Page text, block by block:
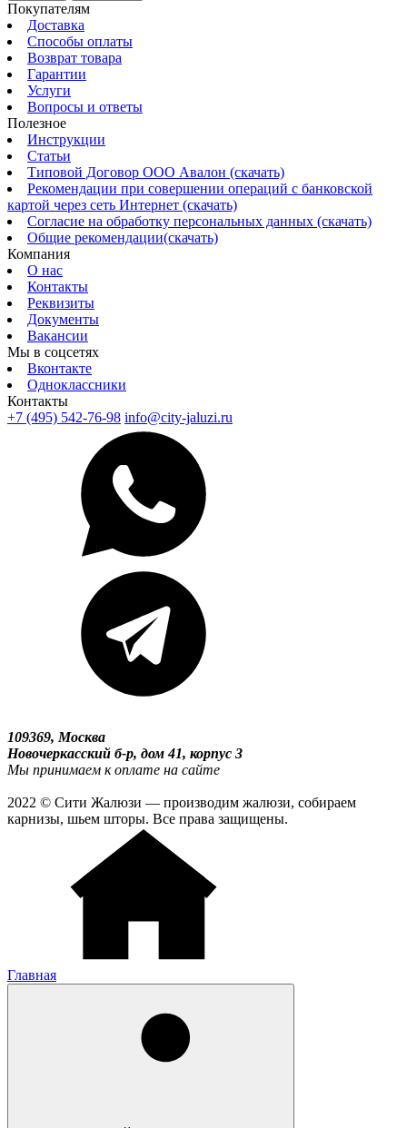
Покупателям
Доставка
Способы оплаты
Возврат товара
Гарантии
Услуги
Вопросы и ответы
Полезное
Инструкции
Статьи
Типовой Договор ООО Авалон (скачать)
Рекомендации при совершении операций с банковской
картой через сеть Интернет (скачать)
Согласие на обработку персональных данных (скачать)
Общие рекомендации(скачать)
Компания
О нас
Контакты
Реквизиты
Документы
Вакансии
Мы в соцсетях
Вконтакте
Одноклассники
Контакты
+7 (495) 542-76-98 info@city-jaluzi.ru
109369, Москва
Новочеркасский б-р, дом 41, корпус 3
Мы принимаем к оплате на сайте
2022 © Сити Жалюзи — производим жалюзи, собираем
карнизы, шьем шторы. Все права защищены.
Главная